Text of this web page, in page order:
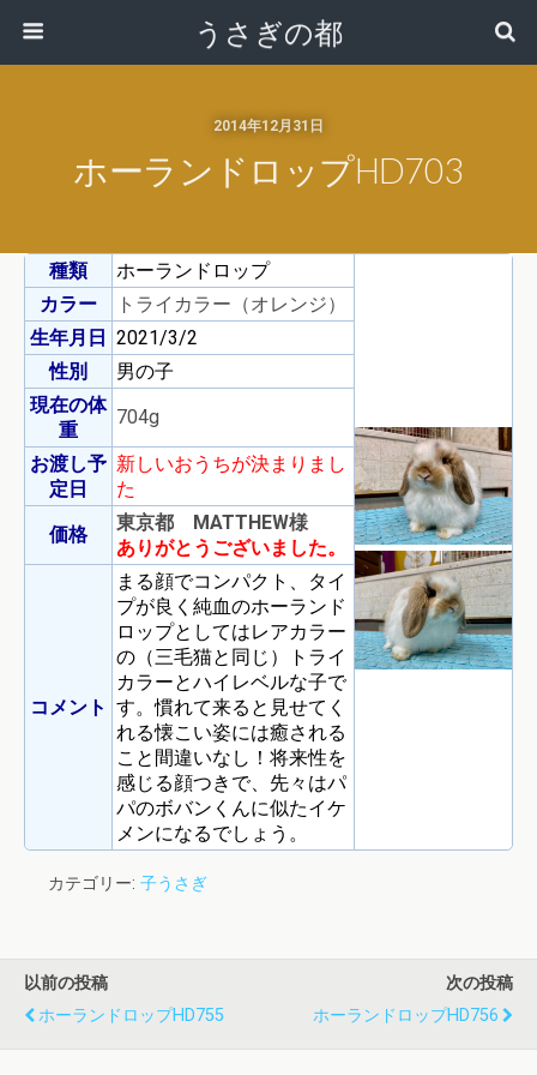
うさぎの都
2014年12月31日
ホーランドロップHD703
種類
ホーランドロップ
カラー
トライカラー（オレンジ）
生年月日 2021/3/2
性別
男の子
現在の体
重
704g
お渡し予
定日
新しいおうちが決まりまし
た
価格
東京都 MATTHEW様
ありがとうございました。
コメント
まる顔でコンパクト、タイ
プが良く純血のホーランド
ロップとしてはレアカラー
の（三毛猫と同じ）トライ
カラーとハイレベルな子で
す。慣れて来ると見せてく
れる懐こい姿には癒される
こと間違いなし！将来性を
感じる顔つきで、先々はパ
パのボバンくんに似たイケ
メンになるでしょう。
カテゴリー: 子うさぎ
以前の投稿
ホーランドロップHD755
次の投稿
ホーランドロップHD756